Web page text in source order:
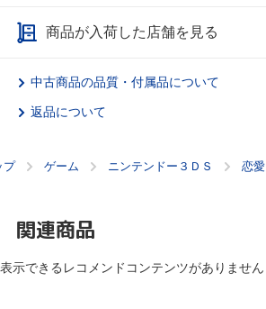
商品が入荷した店舗を見る
中古商品の品質・付属品について
返品について
プ ゲーム ニンテンドー３ＤＳ 恋愛
関連商品
表示できるレコメンドコンテンツがありません